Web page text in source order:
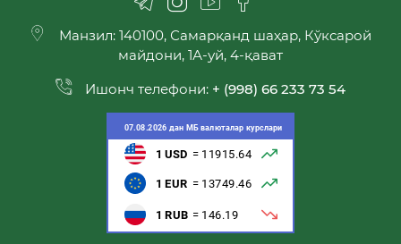
Манзил: 140100, Самарқанд шаҳар, Кўксарой
майдони, 1А-уй, 4-қават
Ишонч телефони: + (998) 66 233 73 54